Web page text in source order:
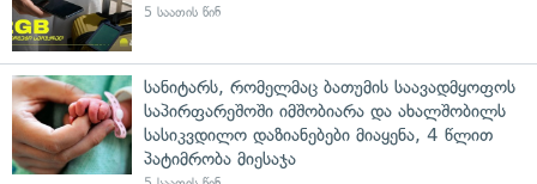
5 საათის წინ
სანიტარს, რომელმაც ბათუმის საავადმყოფოს
საპირფარეშოში იმშობიარა და ახალშობილს
სასიკვდილო დაზიანებები მიაყენა, 4 წლით
პატიმრობა მიესაჯა